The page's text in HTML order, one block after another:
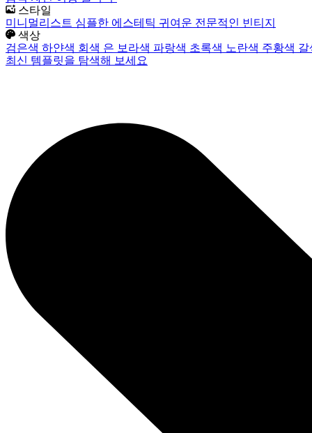
스타일
미니멀리스트 심플한 에스테틱 귀여운 전문적인 빈티지
색상
검은색 하얀색 회색 은 보라색 파랑색 초록색 노란색 주황색
최신 템플릿을 탐색해 보세요